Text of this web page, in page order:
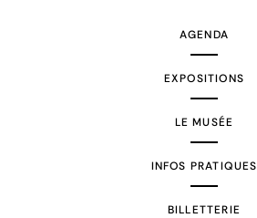
AGENDA
EXPOSITIONS
LE MUSÉE
INFOS PRATIQUES
BILLETTERIE